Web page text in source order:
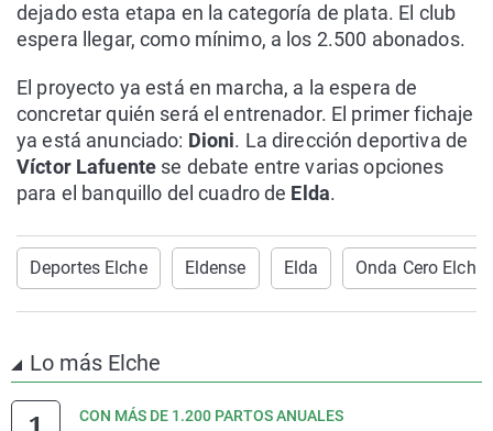
dejado esta etapa en la categoría de plata. El club
espera llegar, como mínimo, a los 2.500 abonados.
El proyecto ya está en marcha, a la espera de
concretar quién será el entrenador. El primer fichaje
ya está anunciado: Dioni. La dirección deportiva de
Víctor Lafuente se debate entre varias opciones
para el banquillo del cuadro de Elda.
Deportes Elche Eldense Elda Onda Cero Elche
Lo más Elche
CON MÁS DE 1.200 PARTOS ANUALES